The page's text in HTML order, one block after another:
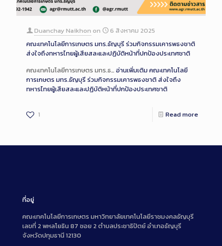
Duanchay Naikhon on
6 สิงหาคม 2025
คณะเทคโนโลยีการเกษตร มทร.ธัญบุรี ร่วมกิจกรรมเคารพธงชาติ
ส่งใจถึงทหารไทยผู้เสียสละและปฏิบัติหน้าที่ปกป้องประเทศชาติ
คณะเทคโนโลยีการเกษตร มทร.ธ… อ่านเพิ่มเติมคณะเทคโนโลยี
การเกษตร มทร.ธัญบุรี ร่วมกิจกรรมเคารพธงชาติ ส่งใจถึง
ทหารไทยผู้เสียสละและปฏิบัติหน้าที่ปกป้องประเทศชาติ
1 Read more
ที่อยู่
คณะเทคโนโลยีการเกษตร มหาวิทยาลัยเทคโนโลยีราชมงคลธัญบุรี
เลขที่ 2 พหลโยธิน 87 ซอย 2 ตำบลประชาธิปัตย์ อำเภอธัญบุรี
จังหวัดปทุมธานี 12130